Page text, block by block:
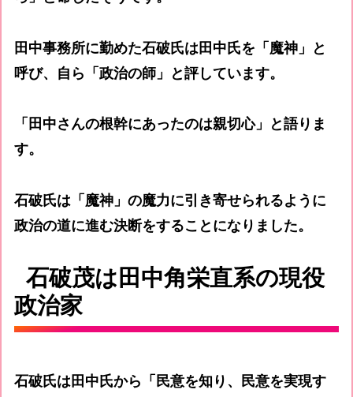
田中事務所に勤めた石破氏は田中氏を「魔神」と
呼び、自ら「政治の師」と評しています。
「田中さんの根幹にあったのは親切心」と語りま
す。
石破氏は「魔神」の魔力に引き寄せられるように
政治の道に進む決断をすることになりました。
石破茂は田中角栄直系の現役
政治家
石破氏は田中氏から「民意を知り、民意を実現す